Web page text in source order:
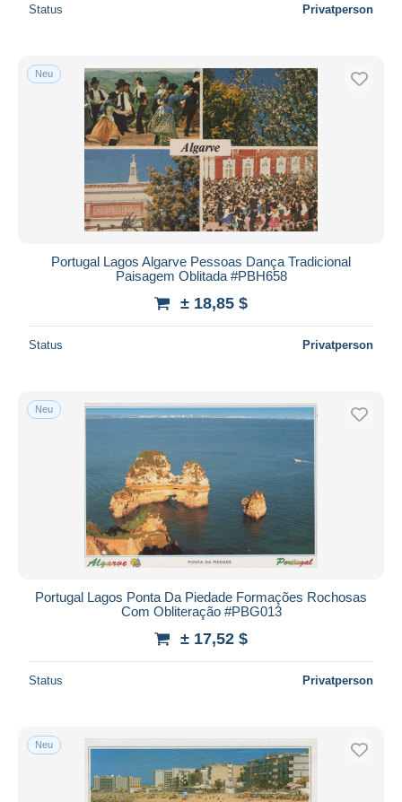
Status Privatperson
Neu
Portugal Lagos Algarve Pessoas Dança Tradicional
Paisagem Oblitada #PBH658
± 18,85 $
Status Privatperson
Neu
Portugal Lagos Ponta Da Piedade Formações Rochosas
Com Obliteração #PBG013
± 17,52 $
Status Privatperson
Neu